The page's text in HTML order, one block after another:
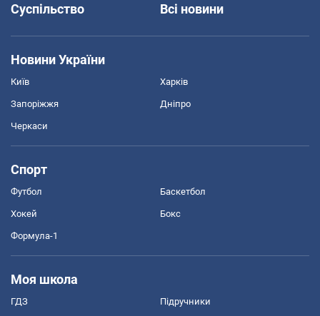
Суспільство
Всі новини
Новини України
Київ Харків
Запоріжжя Дніпро
Черкаси
Спорт
Футбол Баскетбол
Хокей Бокс
Формула-1
Моя школа
ГДЗ Підручники